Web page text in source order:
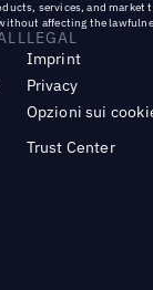
services, and market
affecting the
LEGAL
Imprint
Privacy
Opzioni sui
Trust Center